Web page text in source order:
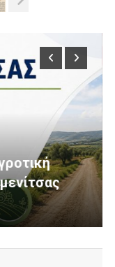
Ενάντια
Ποιον